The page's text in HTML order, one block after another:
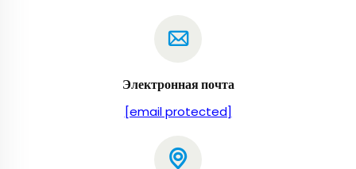
Электронная почта
[email protected]